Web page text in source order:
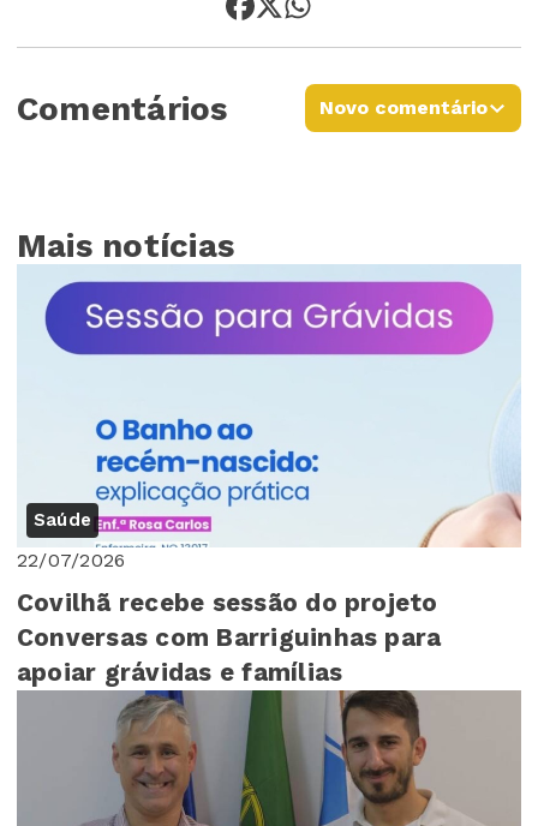
Comentários Novo comentário
Mais notícias
Saúde
22/07/2026
Covilhã recebe sessão do projeto
Conversas com Barriguinhas para
apoiar grávidas e famílias